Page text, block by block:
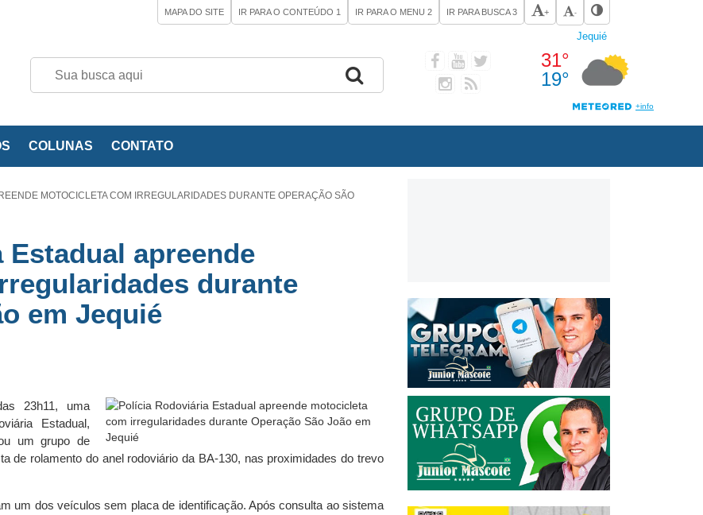
MAPA DO SITE IR PARA O CONTEÚDO 1 IR PARA O MENU 2 IR PARA BUSCA3 + -
COLUNAS CONTATO
MOTOCICLETA COM IRREGULARIDADES DURANTE OPERAÇÃO SÃO
apreende
durante
em Jequié
23h11, uma
Estadual,
um grupo de
de rolamento do anel rodoviário da BA-130, nas proximidades do trevo
um dos veículos sem placa de identificação. Após consulta ao sistema